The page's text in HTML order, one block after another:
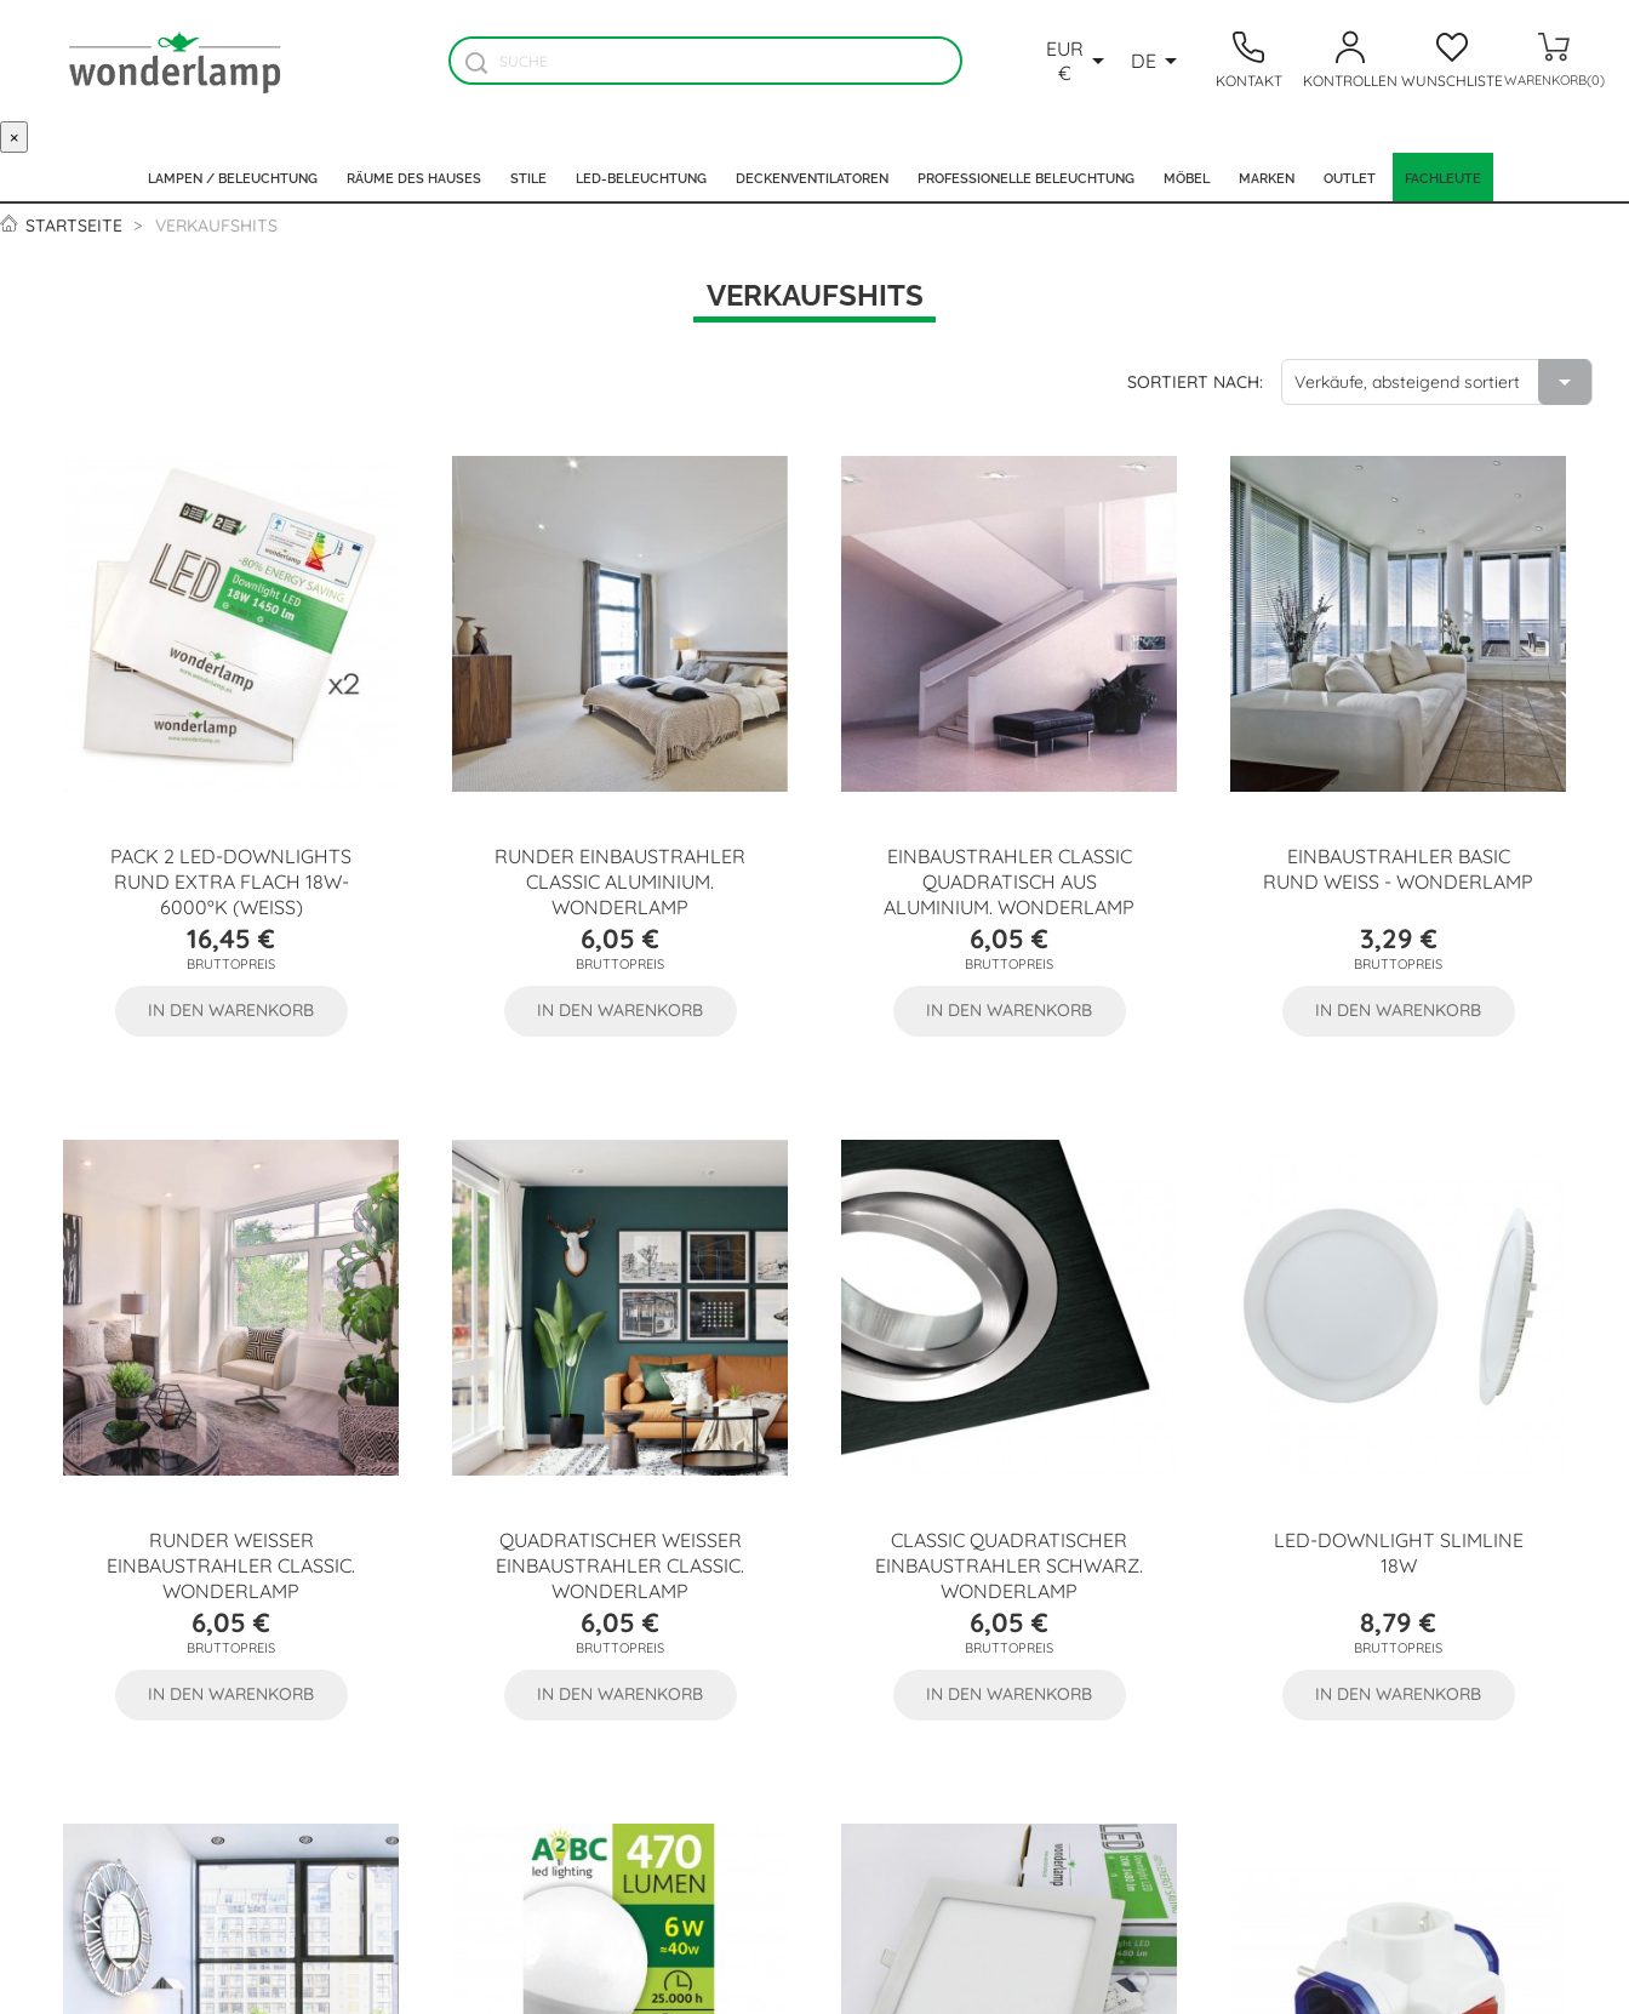
EUR
€
 DE 
KONTAKT KONTROLLEN WUNSCHLISTEWARENKORB(0)
×
LAMPEN / BELEUCHTUNG RÄUME DES HAUSES STILE LED-BELEUCHTUNG DECKENVENTILATOREN PROFESSIONELLE BELEUCHTUNG MÖBEL MARKEN OUTLET FACHLEUTE
STARTSEITE VERKAUFSHITS
VERKAUFSHITS
SORTIERT NACH: Verkäufe, absteigend sortiert 
PACK 2 LED-DOWNLIGHTS
RUND EXTRA FLACH 18W-
6000ºK (WEISS)
Preis
16,45 €
BRUTTOPREIS
IN DEN WARENKORB
RUNDER EINBAUSTRAHLER
CLASSIC ALUMINIUM.
WONDERLAMP
Preis
6,05 €
BRUTTOPREIS
IN DEN WARENKORB
EINBAUSTRAHLER CLASSIC
QUADRATISCH AUS
ALUMINIUM. WONDERLAMP
Preis
6,05 €
BRUTTOPREIS
IN DEN WARENKORB
EINBAUSTRAHLER BASIC
RUND WEISS - WONDERLAMP
Preis
3,29 €
BRUTTOPREIS
IN DEN WARENKORB
RUNDER WEISSER
EINBAUSTRAHLER CLASSIC.
WONDERLAMP
Preis
6,05 €
BRUTTOPREIS
IN DEN WARENKORB
QUADRATISCHER WEISSER
EINBAUSTRAHLER CLASSIC.
WONDERLAMP
Preis
6,05 €
BRUTTOPREIS
IN DEN WARENKORB
CLASSIC QUADRATISCHER
EINBAUSTRAHLER SCHWARZ.
WONDERLAMP
Preis
6,05 €
BRUTTOPREIS
IN DEN WARENKORB
LED-DOWNLIGHT SLIMLINE
18W
Preis
8,79 €
BRUTTOPREIS
IN DEN WARENKORB